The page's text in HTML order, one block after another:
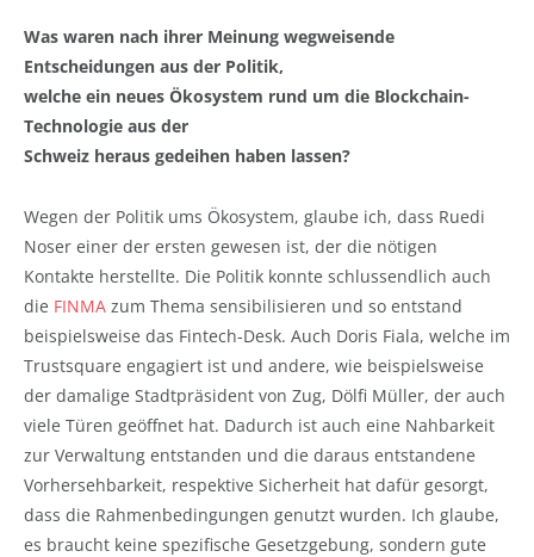
Was waren nach ihrer Meinung wegweisende
Entscheidungen aus der Politik,
welche ein neues Ökosystem rund um die Blockchain-
Technologie aus der
Schweiz heraus gedeihen haben lassen?
Wegen der Politik ums Ökosystem, glaube ich, dass Ruedi
Noser einer der ersten gewesen ist, der die nötigen
Kontakte herstellte. Die Politik konnte schlussendlich auch
die FINMA zum Thema sensibilisieren und so entstand
beispielsweise das Fintech-Desk. Auch Doris Fiala, welche im
Trustsquare engagiert ist und andere, wie beispielsweise
der damalige Stadtpräsident von Zug, Dölfi Müller, der auch
viele Türen geöffnet hat. Dadurch ist auch eine Nahbarkeit
zur Verwaltung entstanden und die daraus entstandene
Vorhersehbarkeit, respektive Sicherheit hat dafür gesorgt,
dass die Rahmenbedingungen genutzt wurden. Ich glaube,
es braucht keine spezifische Gesetzgebung, sondern gute